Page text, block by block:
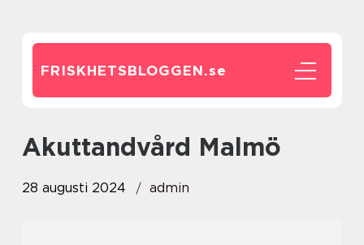
FRISKHETSBLOGGEN.se
Akuttandvård Malmö
28 augusti 2024 admin